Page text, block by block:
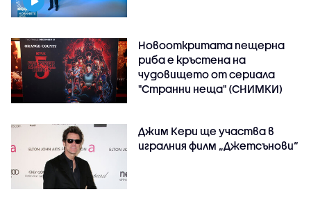
Новооткритата пещерна
риба е кръстена на
чудовището от сериала
"Странни неща" (СНИМКИ)
Джим Кери ще участва в
игралния филм „Джетсънови“